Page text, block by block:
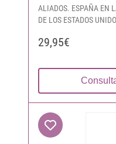
ALIADOS. ESPAÑA EN
DE LOS ESTADOS
29,95€